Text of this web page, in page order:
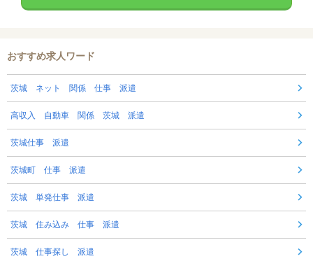
おすすめ求人ワード
茨城 ネット 関係 仕事 派遣
高収入 自動車 関係 茨城 派遣
茨城仕事 派遣
茨城町 仕事 派遣
茨城 単発仕事 派遣
茨城 住み込み 仕事 派遣
茨城 仕事探し 派遣